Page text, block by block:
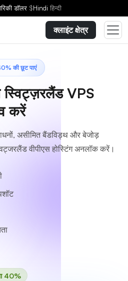
डॉलर $Hindi हिन्दी
क्लाइंट क्षेत्र
की छूट पाएं
स्विट्ज़रलैंड VPS
करें
असीमित बैंडविड्थ और बेजोड़
वीपीएस होस्टिंग अनलॉक करें।
40%